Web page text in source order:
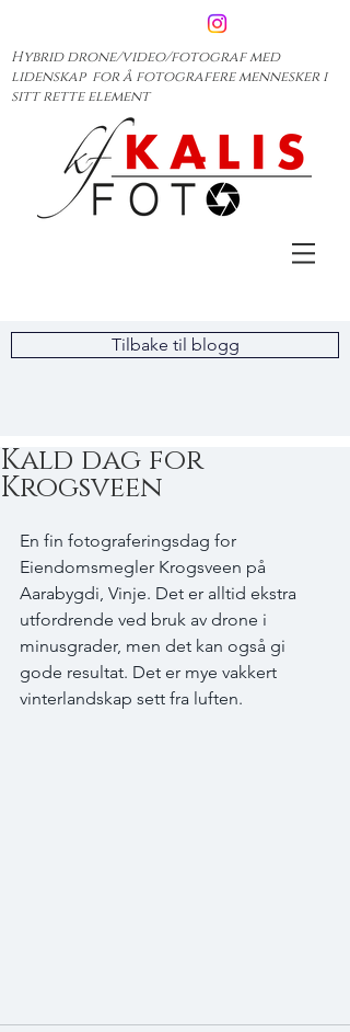
Hybrid drone/video/fotograf med
lidenskap for å fotografere mennesker i
sitt rette element
Tilbake til blogg
Kald dag for
Krogsveen
En fin fotograferingsdag for
Eiendomsmegler Krogsveen på
Aarabygdi, Vinje. Det er alltid ekstra
utfordrende ved bruk av drone i
minusgrader, men det kan også gi
gode resultat. Det er mye vakkert
vinterlandskap sett fra luften.